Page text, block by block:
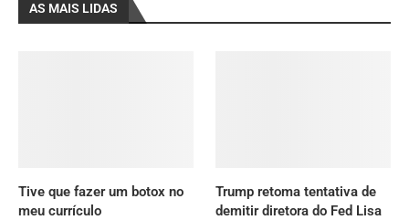
AS MAIS LIDAS
Tive que fazer um botox no
meu currículo
Trump retoma tentativa de
demitir diretora do Fed Lisa